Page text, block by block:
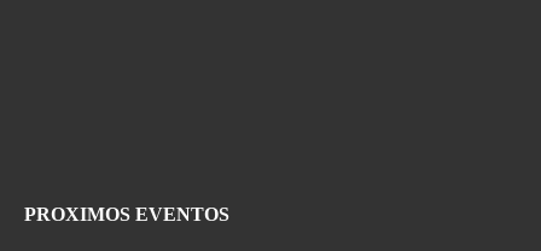
PROXIMOS EVENTOS